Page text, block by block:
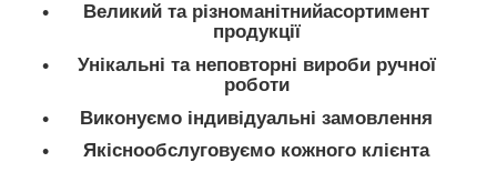
Великий та різноманітнийасортимент
продукції
Унікальні та неповторні вироби ручної
роботи
Виконуємо індивідуальні замовлення
Якіснообслуговуємо кожного клієнта